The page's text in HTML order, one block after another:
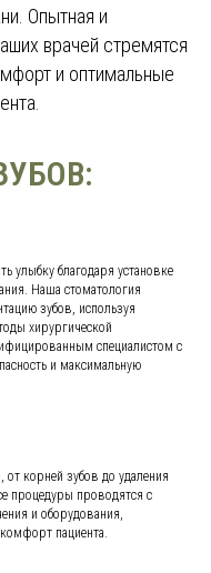
Опытная и
врачей стремятся
и оптимальные
улыбку благодаря установке
Наша стоматология
зубов, используя
хирургической
специалистом с
и максимальную
от корней зубов до удаления
процедуры проводятся с
и оборудования,
пациента.